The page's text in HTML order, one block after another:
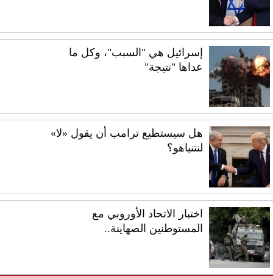
إسرائيل هي "السبب"، وكل ما
عداها "نتيجة"
هل سيستطيع ترامب أن يقول «لا»
لنتنياهو؟
اختبار الاتحاد الأوروبي مع
المستوطنين الصهاينة..